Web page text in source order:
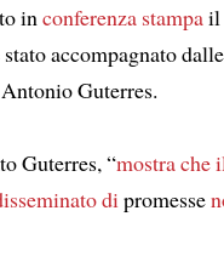
in conferenza stampail
accompagnato
Guterres.
Guterres, “mostra che
di promesse